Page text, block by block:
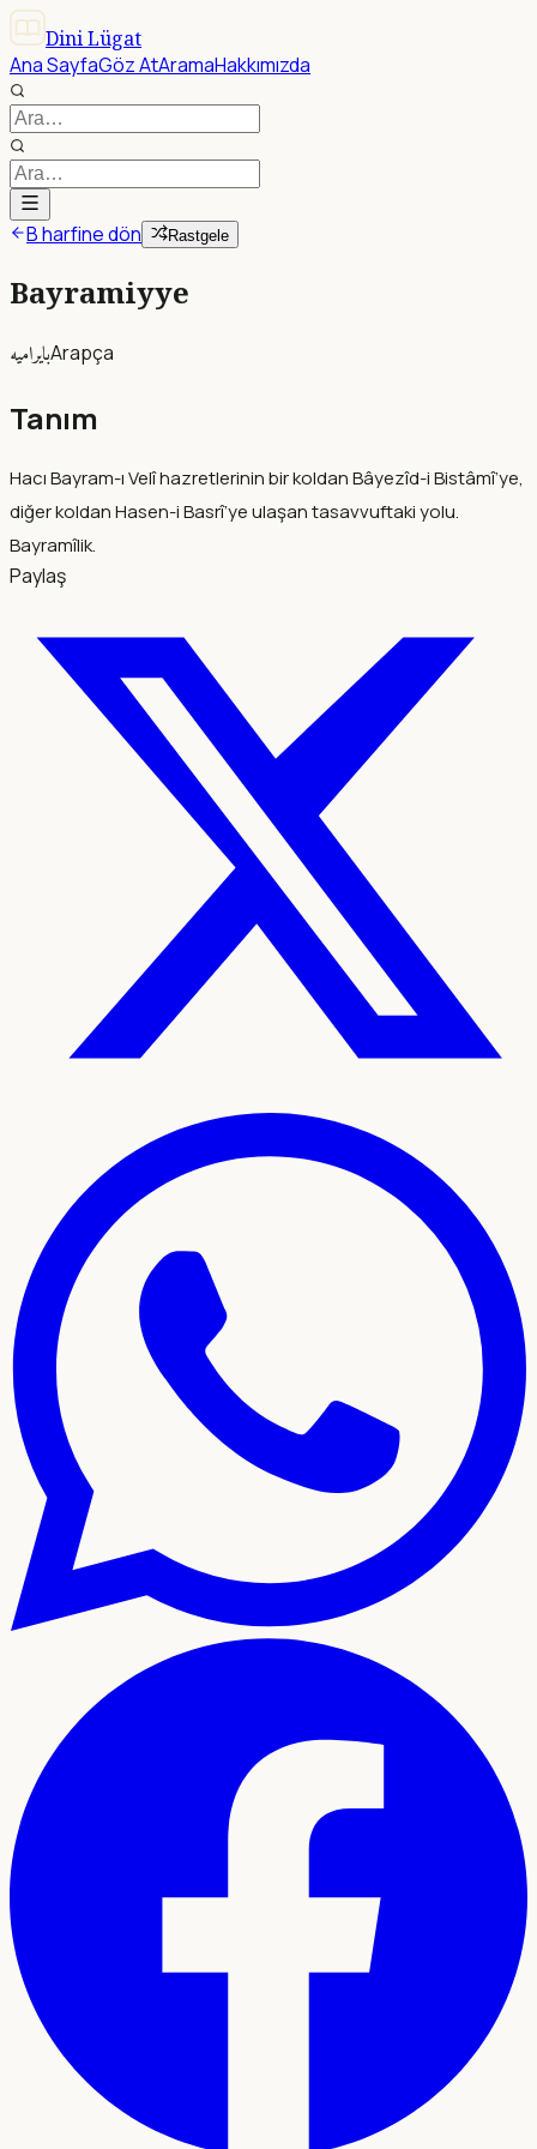
Dini Lügat
Ana SayfaGöz AtAramaHakkımızda
B harfine dön Rastgele
Bayramiyye
بايراميهArapça
Tanım
Hacı Bayram-ı Velî hazretlerinin bir koldan Bâyezîd-i Bistâmî’ye,
diğer koldan Hasen-i Basrî’ye ulaşan tasavvuftaki yolu.
Bayramîlik.
Paylaş